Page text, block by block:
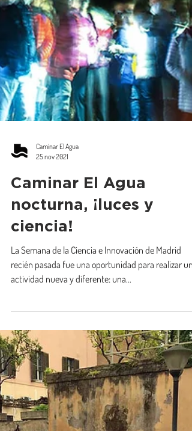
Caminar El Agua
25 nov 2021
Caminar El Agua
nocturna, ¡luces y
ciencia!